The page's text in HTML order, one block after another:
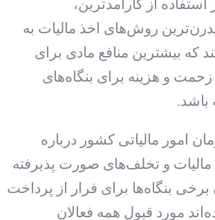
استفاده از کارآمدترین،
روش‌های اخذ مالیات به
بیشترین منافع مادی برای
و هزینه برای بنگاه‌های
باشد.
امور مالیاتی کشور درباره
و تخلف‌های صورت پذیرفته
بنگاه‌ها برای فرار از پرداخت
مورد قبول همه فعالان